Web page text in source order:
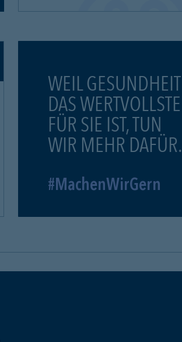
WEIL GESUNDHEIT
DAS WERTVOLLSTE
FÜR SIE IST, TUN
WIR MEHR DAFÜR.
#MachenWirGern